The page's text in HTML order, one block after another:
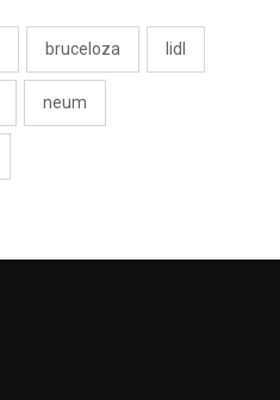
bruceloza lidl
neum